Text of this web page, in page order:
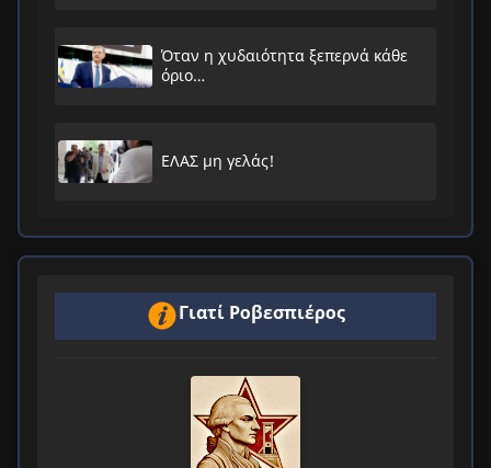
Όταν η χυδαιότητα ξεπερνά κάθε
όριο…
ΕΛΑΣ μη γελάς!
Γιατί Ροβεσπιέρος